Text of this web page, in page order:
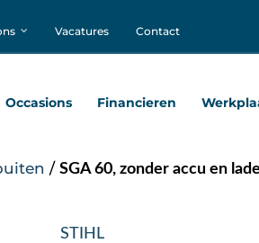
Vacatures Contact
Occasions Financieren
/ SGA 60, zonder accu en
STIHL